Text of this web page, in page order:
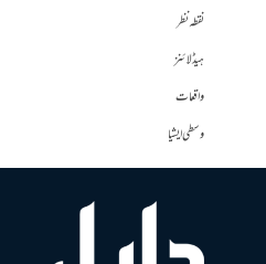
نقطہ نظر
ہیڈلائنز
واقعات
وسطی ایشیا